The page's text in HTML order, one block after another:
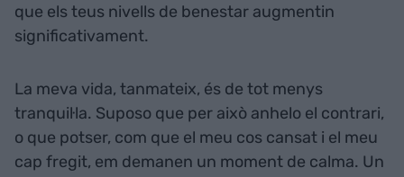
que els teus nivells de benestar augmentin
significativament.
La meva vida, tanmateix, és de tot menys
tranquil·la. Suposo que per això anhelo el contrari,
o que potser, com que el meu cos cansat i el meu
cap fregit, em demanen un moment de calma. Un